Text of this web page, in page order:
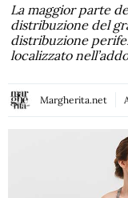
La maggior parte
distribuzione del
distribuzione
localizzato
Margherita.net